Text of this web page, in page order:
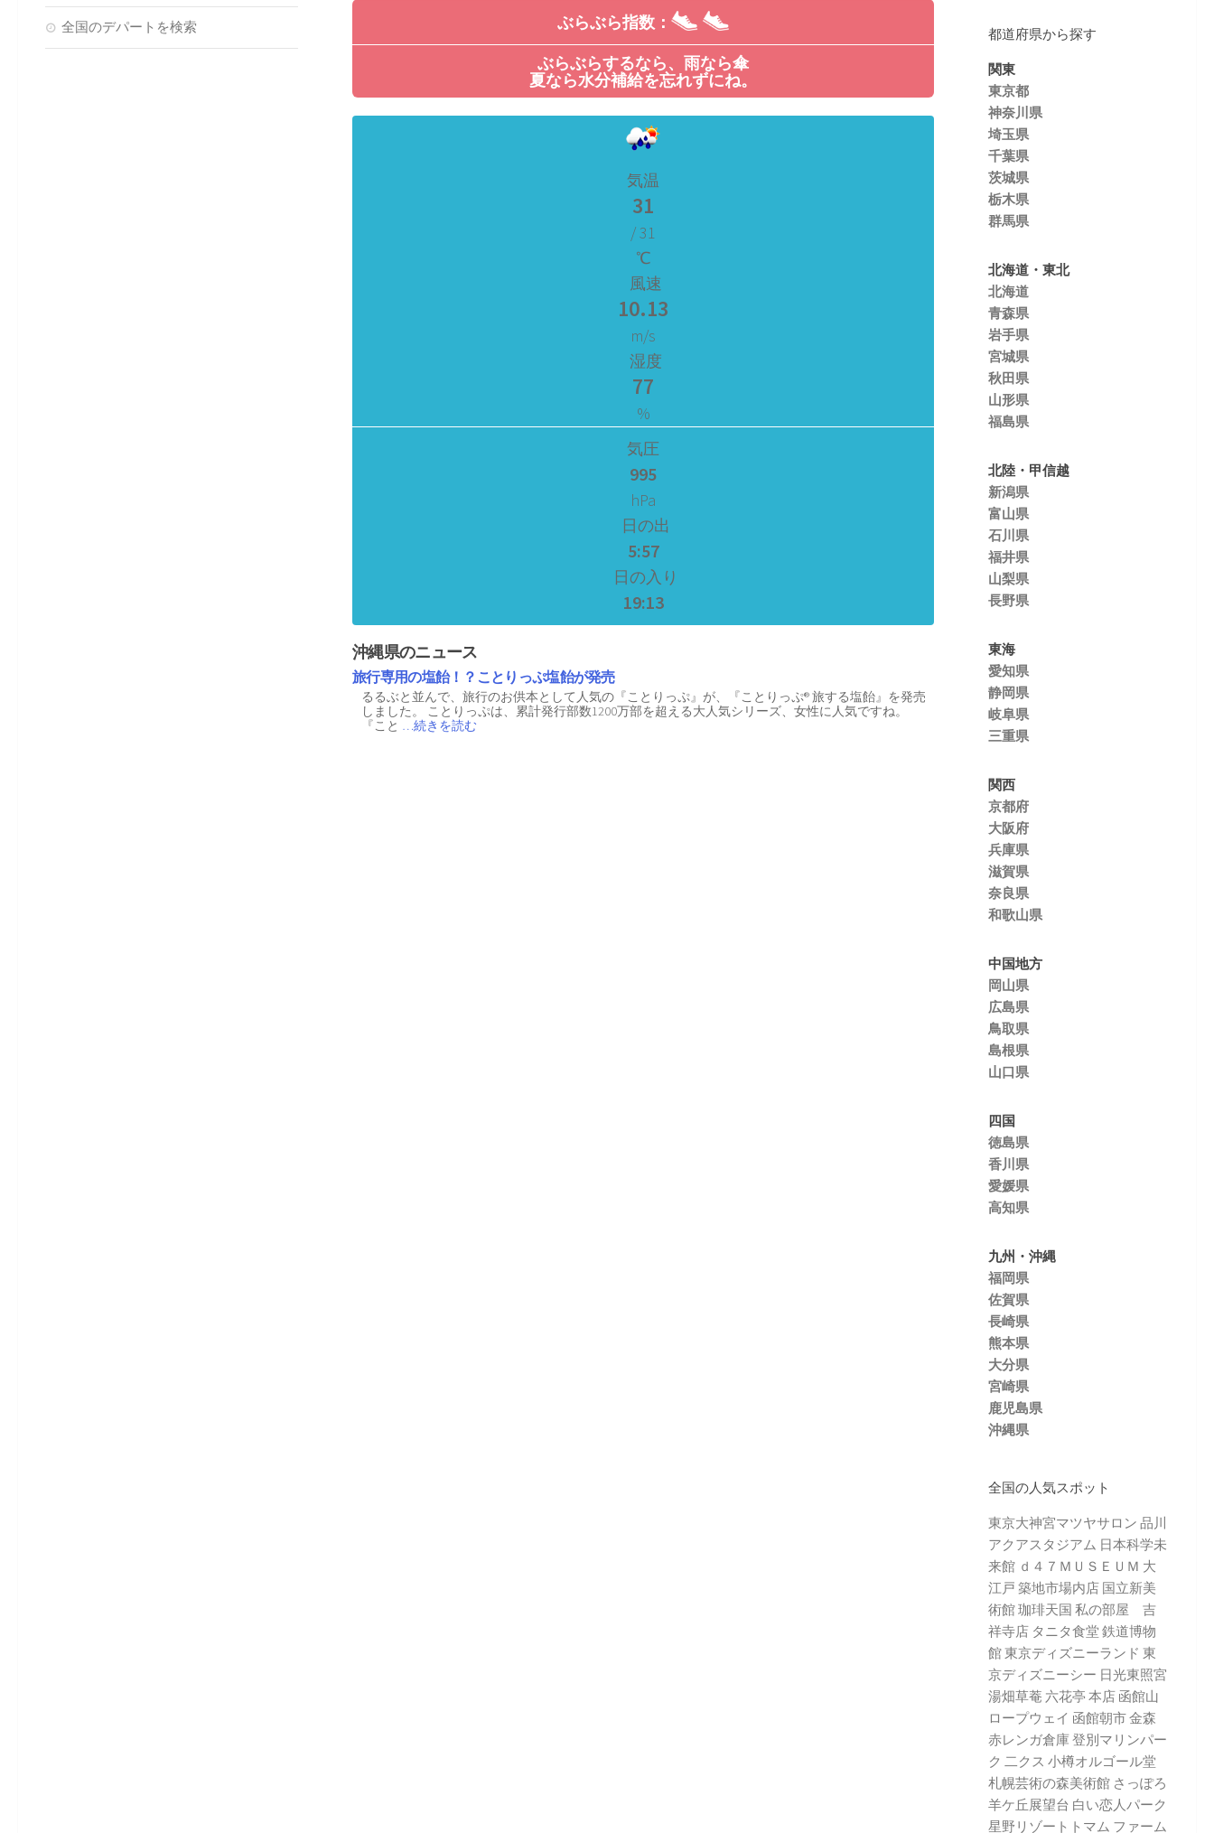
ぶらぶら指数：
ぶらぶらするなら、雨なら傘
夏なら水分補給を忘れずにね。
気温
31
/ 31
℃
風速
10.13
m/s
湿度
77
%
気圧
995
hPa
日の出
5:57
日の入り
19:13
沖縄県のニュース
旅行専用の塩飴！？ことりっぷ塩飴が発売
るるぶと並んで、旅行のお供本として人気の『ことりっぷ』が、『ことりっぷ® 旅する塩飴』を発売
しました。 ことりっぷは、累計発行部数1200万部を超える大人気シリーズ、女性に人気ですね。
『こと
…続きを読む
全国のデパートを検索 都道府県から探す
関東
東京都
神奈川県
埼玉県
千葉県
茨城県
栃木県
群馬県
北海道・東北
北海道
青森県
岩手県
宮城県
秋田県
山形県
福島県
北陸・甲信越
新潟県
富山県
石川県
福井県
山梨県
長野県
東海
愛知県
静岡県
岐阜県
三重県
関西
京都府
大阪府
兵庫県
滋賀県
奈良県
和歌山県
中国地方
岡山県
広島県
鳥取県
島根県
山口県
四国
徳島県
香川県
愛媛県
高知県
九州・沖縄
福岡県
佐賀県
長崎県
熊本県
大分県
宮崎県
鹿児島県
沖縄県
全国の人気スポット
東京大神宮マツヤサロン 品川
アクアスタジアム 日本科学未
来館 ｄ４７ＭＵＳＥＵＭ 大
江戸 築地市場内店 国立新美
術館珈琲天国 私の部屋 吉
祥寺店 タニタ食堂 鉄道博物
館東京ディズニーランド 東
京ディズニーシー 日光東照宮
湯畑草菴 六花亭 本店 函館山
ロープウェイ 函館朝市金森
赤レンガ倉庫登別マリンパー
ク 二クス 小樽オルゴール堂
札幌芸術の森美術館 さっぽろ
羊ケ丘展望台 白い恋人パーク
星野リゾートトマム ファーム